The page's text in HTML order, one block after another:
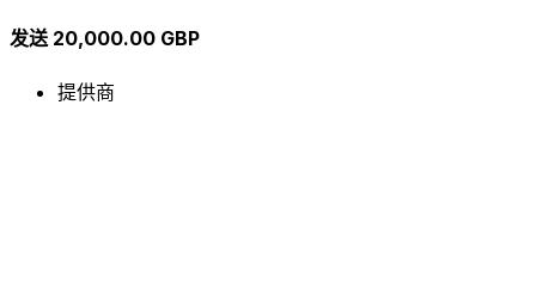
发送 20,000.00 GBP
提供商